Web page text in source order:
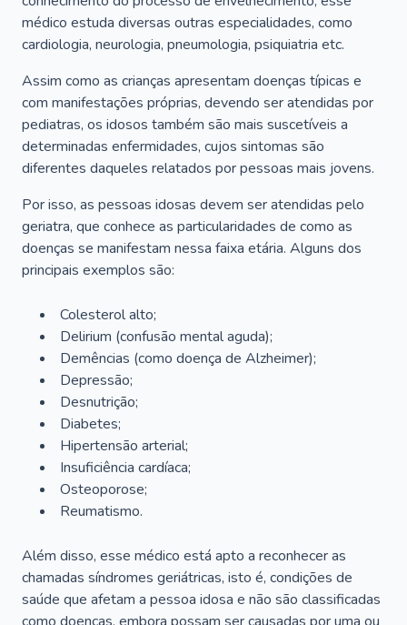
médico estuda diversas outras especialidades, como
cardiologia, neurologia, pneumologia, psiquiatria etc.
Assim como as crianças apresentam doenças típicas e
com manifestações próprias, devendo ser atendidas por
pediatras, os idosos também são mais suscetíveis a
determinadas enfermidades, cujos sintomas são
diferentes daqueles relatados por pessoas mais jovens.
Por isso, as pessoas idosas devem ser atendidas pelo
geriatra, que conhece as particularidades de como as
doenças se manifestam nessa faixa etária. Alguns dos
principais exemplos são:
Colesterol alto;
Delirium (confusão mental aguda);
Demências (como doença de Alzheimer);
Depressão;
Desnutrição;
Diabetes;
Hipertensão arterial;
Insuficiência cardíaca;
Osteoporose;
Reumatismo.
Além disso, esse médico está apto a reconhecer as
chamadas síndromes geriátricas, isto é, condições de
saúde que afetam a pessoa idosa e não são classificadas